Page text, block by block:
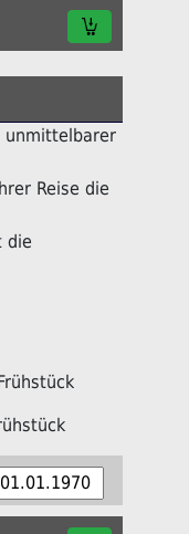
unmittelbarer
Reise die
die